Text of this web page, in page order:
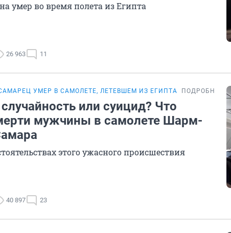
умер во время полета из Египта
26 963 11
УМЕР В САМОЛЕТЕ, ЛЕТЕВШЕМ ИЗ ЕГИПТА ПОДРОБНОСТИ
или суицид? Что
мужчины в самолете Шарм-
этого ужасного происшествия
40 897 23